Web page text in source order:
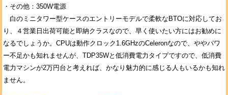
・その他：350W電源
白のミニタワー型ケースのエントリーモデルで柔軟なBTOに対応してお
り、４営業日出荷可能と即納クラスなので、早く使いたい方にはお勧めに
なるでしょうか。CPUは動作クロック1.6GHzのCeleronなので、ややパワ
ー不足かも知れませんが、TDP35Wと低消費電力タイプですので、低消費
電力マシンが2万円台と考えれば、かなり魅力的に感じる人もいるかも知れ
ません。